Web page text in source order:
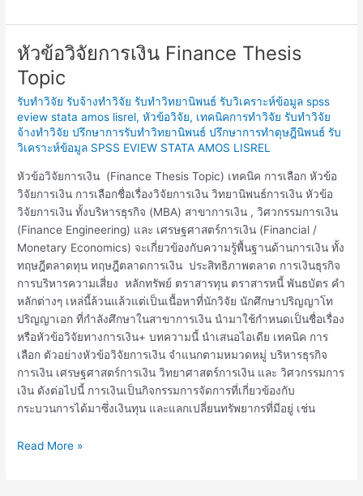
หัวข้อวิจัยการเงิน Finance Thesis
Topic
รับทำวิจัย รับจ้างทำวิจัย รับทำวิทยานิพนธ์ รับวิเคราะห์ข้อมูล spss
eview stata amos lisrel,หัวข้อวิจัย, เทคนิคการทำวิจัย รับทำวิจัย
จ้างทำวิจัย ปรึกษาการรับทำวิทยานิพนธ์ ปรึกษาการทำดุษฎีนิพนธ์ รับ
วิเคราะห์ข้อมูล SPSS EVIEW STATA AMOS LISREL
หัวข้อวิจัยการเงิน (Finance Thesis Topic) เทคนิค การเลือก หัวข้อ
วิจัยการเงิน การเลือกชื่อเรื่องวิจัยการเงิน วิทยานิพนธ์การเงิน หัวข้อ
วิจัยการเงิน ทั้งบริหารธุรกิจ (MBA) สาขาการเงิน , วิศวกรรมการเงิน
(Finance Engineering) และ เศรษฐศาสตร์การเงิน (Financial /
Monetary Economics) จะเกี่ยวข้องกับความรู้พื้นฐานด้านการเงิน ทั้ง
ทฤษฎีตลาดทุน ทฤษฎีตลาดการเงิน ประสิทธิภาพตลาด การเงินธุรกิจ
การบริหารความเสี่ยง หลักทรัพย์ ตราสารทุน ตราสารหนี้ พันธบัตร คำ
หลักต่างๆ เหล่นี้ล้วนแล้วแต่เป็นเนื้อหาที่นักวิจัย นักศึกษาปริญญาโท
ปริญญาเอก ที่กำลังศึกษาในสาขาการเงิน นำมาใช้กำหนดเป็นชื่อเรื่อง
หรือหัวข้อวิจัยทางการเงิน+ บทความนี้ นำเสนอไอเดีย เทคนิค การ
เลือก ตัวอย่างหัวข้อวิจัยการเงิน จำแนกตามหมวดหมู่ บริหารธุรกิจ
การเงิน เศรษฐศาสตร์การเงิน วิทยาศาสตร์การเงิน และ วิศวกรรมการ
เงิน ดังต่อไปนี้ การเงินเป็นกิจกรรมการจัดการที่เกี่ยวข้องกับ
กระบวนการได้มาซึ่งเงินทุน และแลกเปลี่ยนทรัพยากรที่มีอยู่ เช่น
หัวข้อ
วิจัย
การ
เงิน
Finance
Thesis
Read More »